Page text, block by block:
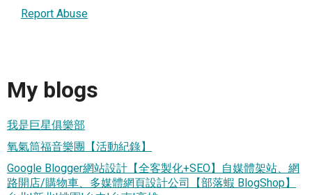
Report Abuse
My blogs
我是巨星俱樂部
氧氣筒福音樂團【活動紀錄】
Google Blogger網站設計【全客製化+SEO】自媒體架站、網
路開店/購物車、多媒體網頁設計公司【部落蝦 BlogShop】